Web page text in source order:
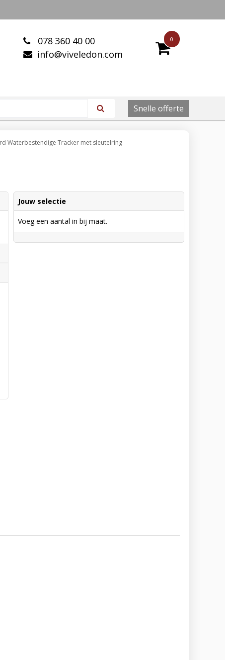
0
078 360 40 00
info@viveledon.com
Snelle offerte
Waterbestendige Tracker met sleutelring
Jouw selectie
Voeg een aantal in bij maat.